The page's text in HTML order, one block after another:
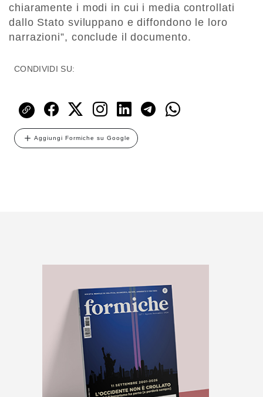
chiaramente i modi in cui i media controllati
dallo Stato sviluppano e diffondono le loro
narrazioni”, conclude il documento.
CONDIVIDI SU:
Aggiungi Formiche su Google